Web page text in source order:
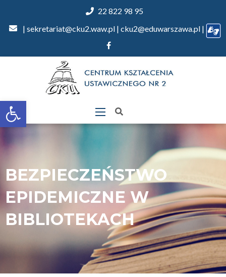
Otwórz
pasek
narzędzi
22 822 98 95
| sekretariat@cku2.waw.pl | cku2@eduwarszawa.pl |
BEZPIECZEŃSTWO
EPIDEMICZNE W
BIBLIOTEKACH